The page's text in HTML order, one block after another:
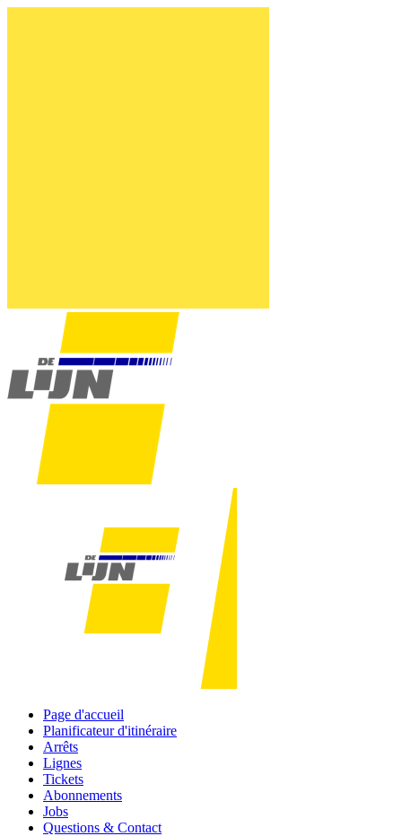
Page d'accueil
Planificateur d'itinéraire
Arrêts
Lignes
Tickets
Abonnements
Jobs
Questions & Contact